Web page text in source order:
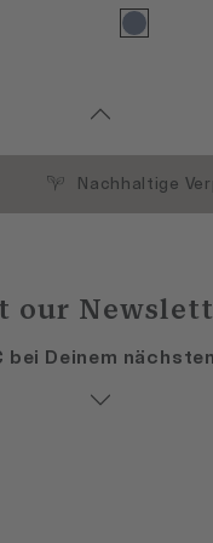
Nachhaltige
our
bei Deinem